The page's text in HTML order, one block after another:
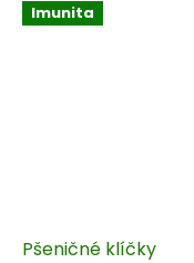
Imunita
Pšeničné klíčky